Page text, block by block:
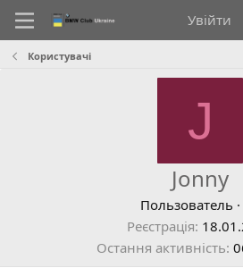
Увійти
Користувачі
J
Jonny
Пользователь ·
Реєстрація
Остання активність